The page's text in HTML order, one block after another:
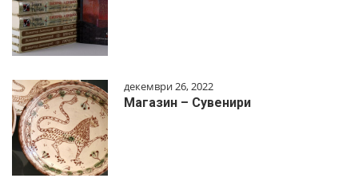
декември 26, 2022
Магазин – Сувенири